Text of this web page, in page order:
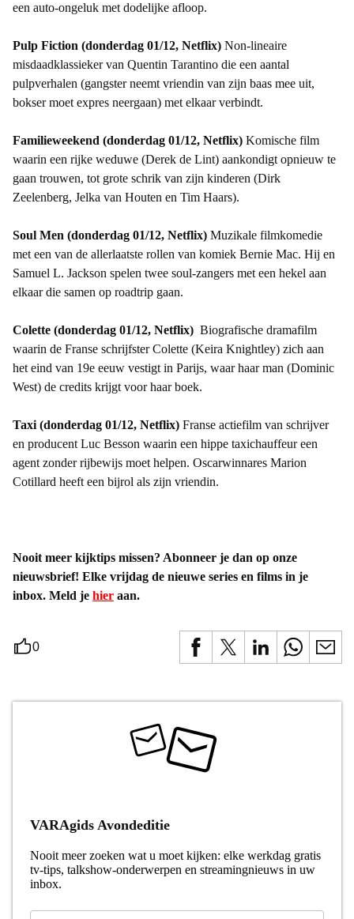
een auto-ongeluk met dodelijke afloop.
Pulp Fiction (donderdag 01/12, Netflix)Non-lineaire
misdaadklassieker van Quentin Tarantino die een aantal
pulpverhalen (gangster neemt vriendin van zijn baas mee uit,
bokser moet expres neergaan) met elkaar verbindt.
Familieweekend (donderdag 01/12, Netflix)Komische film
waarin een rijke weduwe (Derek de Lint) aankondigt opnieuw te
gaan trouwen, tot grote schrik van zijn kinderen (Dirk
Zeelenberg, Jelka van Houten en Tim Haars).
Soul Men (donderdag 01/12, Netflix)Muzikale filmkomedie
met een van de allerlaatste rollen van komiek Bernie Mac. Hij en
Samuel L. Jackson spelen twee soul-zangers met een hekel aan
elkaar die samen op roadtrip gaan.
Colette (donderdag 01/12, Netflix) Biografische dramafilm
waarin de Franse schrijfster Colette (Keira Knightley) zich aan
het eind van 19e eeuw vestigt in Parijs, waar haar man (Dominic
West) de credits krijgt voor haar boek.
Taxi (donderdag 01/12, Netflix)Franse actiefilm van schrijver
en producent Luc Besson waarin een hippe taxichauffeur een
agent zonder rijbewijs moet helpen. Oscarwinnares Marion
Cotillard heeft een bijrol als zijn vriendin.
Nooit meer kijktips missen? Abonneer je dan op onze
nieuwsbrief! Elke vrijdag de nieuwe series en films in je
inbox. Meld jehier aan.
0
VARAgids Avondeditie
Nooit meer zoeken wat u moet kijken: elke werkdag gratis
tv-tips, talkshow-onderwerpen en streamingnieuws in uw
inbox.